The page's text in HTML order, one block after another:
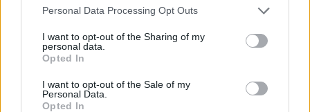
Personal Data Processing Opt Outs
I want to opt-out of the Sharing of my
personal data.
Opted In
I want to opt-out of the Sale of my
Personal Data.
Opted In
Registrace od: 01.04.2014 22:52
Prochatováno: 328.69 hod.